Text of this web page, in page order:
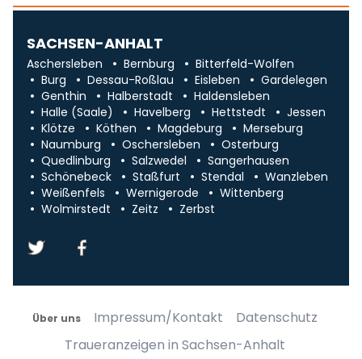
SACHSEN-ANHALT
Aschersleben Bernburg
Bitterfeld-Wolfen
Burg
Dessau-Roßlau Eisleben
Gardelegen
Genthin
Halberstadt
Haldensleben
Halle (Saale)
Havelberg Hettstedt
Jessen
Klötze
Köthen Magdeburg
Merseburg
Naumburg
Oschersleben
Osterburg
Quedlinburg
Salzwedel
Sangerhausen
Schönebeck
Staßfurt Stendal
Wanzleben
Weißenfels
Wernigerode
Wittenberg
Wolmirstedt
Zeitz Zerbst
Über uns Impressum/Kontakt
Datenschutz
Traueranzeigen in Sachsen-Anhalt